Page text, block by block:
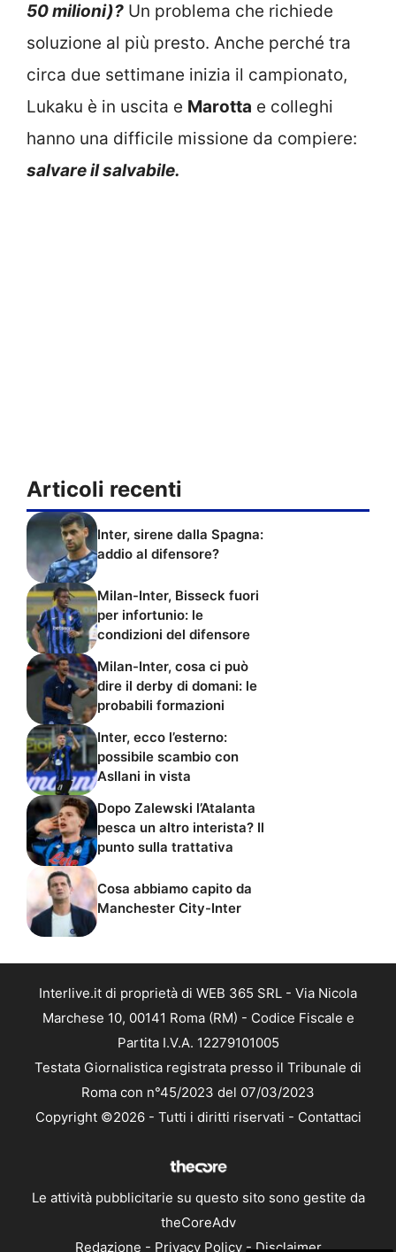
50 milioni)? Un problema che richiede
soluzione al più presto. Anche perché tra
circa due settimane inizia il campionato,
Lukaku è in uscita e Marotta e colleghi
hanno una difficile missione da compiere:
salvare il salvabile.
Articoli recenti
Inter, sirene dalla Spagna:
addio al difensore?
Milan-Inter, Bisseck fuori
per infortunio: le
condizioni del difensore
Milan-Inter, cosa ci può
dire il derby di domani: le
probabili formazioni
Inter, ecco l’esterno:
possibile scambio con
Asllani in vista
Dopo Zalewski l’Atalanta
pesca un altro interista? Il
punto sulla trattativa
Cosa abbiamo capito da
Manchester City-Inter
Interlive.it di proprietà di WEB 365 SRL - Via Nicola
Marchese 10, 00141 Roma (RM) - Codice Fiscale e
Partita I.V.A. 12279101005
Testata Giornalistica registrata presso il Tribunale di
Roma con n°45/2023 del 07/03/2023
Copyright ©2026 - Tutti i diritti riservati - Contattaci
Le attività pubblicitarie su questo sito sono gestite da
theCoreAdv
Redazione - Privacy Policy-Disclaimer